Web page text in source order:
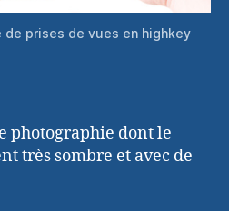
de prises de vues en highkey
photographie dont le
très sombre et avec de